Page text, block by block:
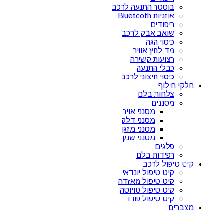
בוסטר התנעה לרכב
אוזניות Bluetooth
ריפודים
שואב אבק לרכב
כיסוי הגה
מד לחץ אוויר
רצועות קשירה
כבלי התנעה
כיסוי חיצוני לרכב
חלקי חילוף
צלחות בלם
מסננים
מסנני אויר
מסנני דלק
מסנני מזגן
מסנני שמן
פלגים
רפידות בלם
קיט טיפול לרכב
קיט טיפול יונדאי
קיט טיפול מאזדה
קיט טיפול טויוטה
קיט טיפול פורד
מצברים